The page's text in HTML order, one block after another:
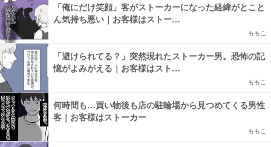
「俺にだけ笑顔」客がストーカーになった経緯がとこと
ん気持ち悪い｜お客様はストー…
ももこ
「避けられてる？」突然現れたストーカー男。恐怖の記
憶がよみがえる｜お客様はスト…
ももこ
何時間も…買い物後も店の駐輪場から見つめてくる男性
客｜お客様はストーカー
ももこ